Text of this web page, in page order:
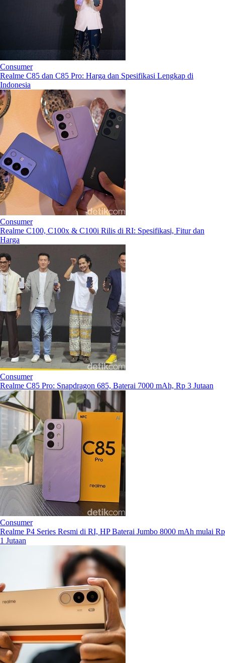
Consumer
Realme C85 dan C85 Pro: Harga dan Spesifikasi Lengkap di
Indonesia
Consumer
Realme C100, C100x & C100i Rilis di RI: Spesifikasi, Fitur dan
Harga
Consumer
Realme C85 Pro: Snapdragon 685, Baterai 7000 mAh, Rp 3 Jutaan
Consumer
Realme P4 Series Resmi di RI, HP Baterai Jumbo 8000 mAh mulai Rp
1 Jutaan